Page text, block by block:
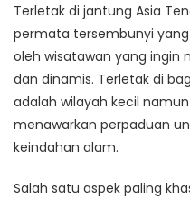
Terletak di jantung Asia
permata tersembunyi
oleh wisatawan yang ingin
dan dinamis. Terletak di
adalah wilayah kecil
menawarkan perpaduan
keindahan alam.
Salah satu aspek paling